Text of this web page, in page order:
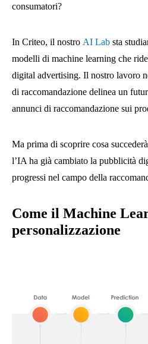
consumatori?
In Criteo, il nostro AI Lab sta
modelli di machine learning che
digital advertising. Il nostro lavoro
di raccomandazione delinea un
annunci di raccomandazione sui
Ma prima di scoprire cosa
l’IA ha già cambiato la pubblicità
progressi nel campo della
Come il Machine
personalizzazione